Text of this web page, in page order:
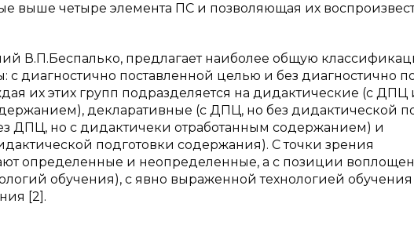
выше четыре элемента ПС и позволяющая их
В.П.Беспалько, предлагает наиболее общую
с диагностично поставленной целью и без диагностично
их этих групп подразделяется на дидактические (с ДПЦ
декларативные (с ДПЦ, но без дидактической
ДПЦ, но с дидактичеки отработанным содержанием) и
подготовки содержания). С точки зрения
определенные и неопределенные, а с позиции
обучения), с явно выраженной технологией
[2].